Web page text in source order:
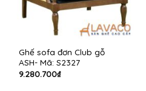
Ghế sofa đơn Club gỗ
ASH- Mã: S2327
9.280.700₫